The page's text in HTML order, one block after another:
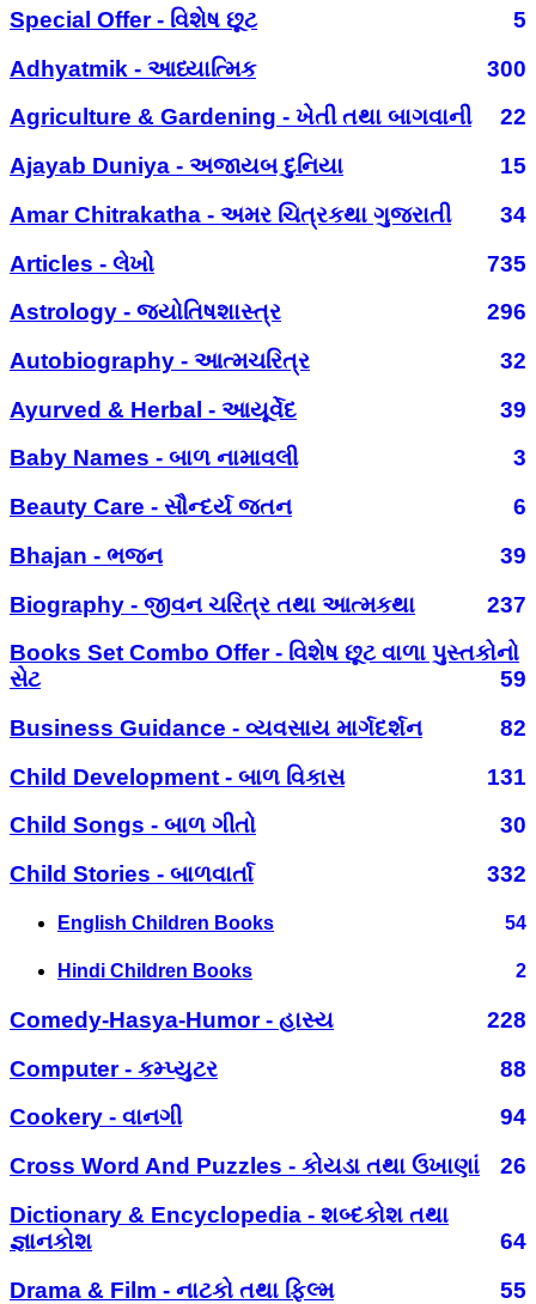
Special Offer - વિશેષ છૂટ
5
Adhyatmik - આધ્યાત્મિક
300
Agriculture & Gardening - ખેતી તથા બાગવાની
22
Ajayab Duniya - અજાયબ દુનિયા
15
Amar Chitrakatha - અમર ચિત્રકથા ગુજરાતી
34
Articles - લેખો
735
Astrology - જ્યોતિષશાસ્ત્ર
296
Autobiography - આત્મચરિત્ર
32
Ayurved & Herbal - આયૂર્વેદ
39
Baby Names - બાળ નામાવલી
3
Beauty Care - સૌન્દર્ય જતન
6
Bhajan - ભજન
39
Biography - જીવન ચરિત્ર તથા આત્મકથા
237
Books Set Combo Offer - વિશેષ છૂટ વાળા પુસ્તકોનો
સેટ
59
Business Guidance - વ્યવસાય માર્ગદર્શન
82
Child Development - બાળ વિકાસ
131
Child Songs - બાળ ગીતો
30
Child Stories - બાળવાર્તા
332
English Children Books 54
Hindi Children Books 2
Comedy-Hasya-Humor - હાસ્ય
228
Computer - કમ્પ્યુટર
88
Cookery - વાનગી
94
Cross Word And Puzzles - કોયડા તથા ઉખાણાં
26
Dictionary & Encyclopedia - શબ્દકોશ તથા
જ્ઞાનકોશ
64
Drama & Film - નાટકો તથા ફિલ્મ
55